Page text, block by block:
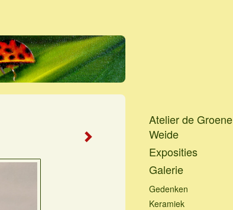
Atelier de Groene
Weide
Exposities
Galerie
Gedenken
Keramiek